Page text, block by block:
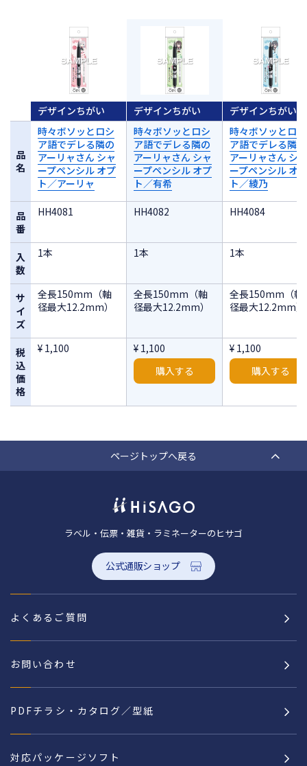
品
名
品
番
入
数
サ
イ
ズ
税
込
価
格
デザインちがい
時々ボソッとロシ
ア語でデレる隣の
アーリャさん シャ
ープペンシル オプ
ト／アーリャ
HH4081
1本
全長150mm（軸
径最大12.2mm）
¥ 1,100
デザインちがい
時々ボソッとロシ
ア語でデレる隣の
アーリャさん シャ
ープペンシル オプ
ト／有希
HH4082
1本
全長150mm（軸
径最大12.2mm）
¥ 1,100
購入する
デザインちがい
時々ボソッとロシ
ア語でデレる隣の
アーリャさん シャ
ープペンシル オプ
ト／綾乃
HH4084
1本
全長150mm（軸
径最大12.2mm）
¥ 1,100
購入する
ページトップへ戻る
ラベル・伝票・雑貨・ラミネーターのヒサゴ
公式通販ショップ
よくあるご質問
お問い合わせ
PDFチラシ・カタログ／型紙
対応パッケージソフト